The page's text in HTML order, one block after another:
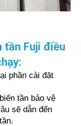
tần Fuji điều
phần cài đặt
tần bảo vệ
sẽ dẫn đến